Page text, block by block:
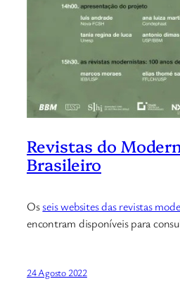
Revistas do
Brasileiro
Osseis websites das revistas
encontram disponíveis para
24 Agosto 2022